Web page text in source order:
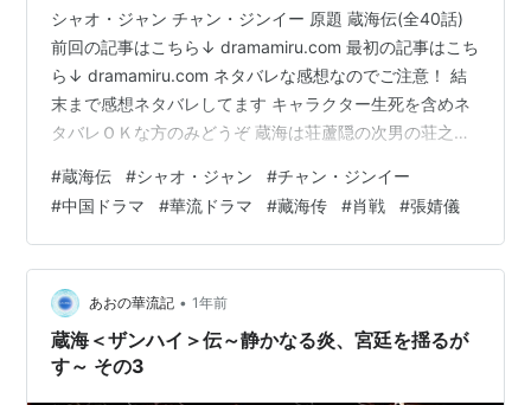
シャオ・ジャン チャン・ジンイー 原題 蔵海伝(全40話)
前回の記事はこちら↓ dramamiru.com 最初の記事はこち
ら↓ dramamiru.com ネタバレな感想なのでご注意！ 結
末まで感想ネタバレしてます キャラクター生死を含めネ
タバレＯＫな方のみどうぞ 蔵海は荘蘆隠の次男の荘之行
傷を見て、正体を見抜いたあたりこの之行は自堕落な生
活を送っていたけど馬鹿じゃないらしい。 彼の母親は早
世していて、継母とその息子が家の中では中心。 しかし
偶然から蔵海は之行の実母が毒殺されたと見抜く。 それ
がきっかけで、之行に母親の復讐を勧め、自分も之…
#蔵海伝 #シャオ・ジャン #チャン・ジンイー
#中国ドラマ #華流ドラマ #藏海传 #肖戦 #張婧儀
あおの華流記 • 1年前
蔵海＜ザンハイ＞伝～静かなる炎、宮廷を揺るが
す～ その3